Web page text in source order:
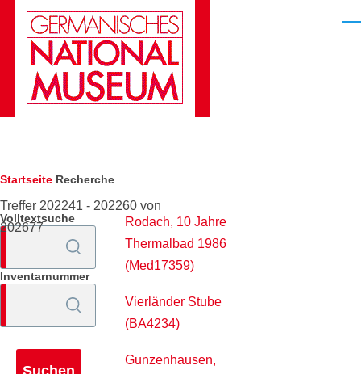
Direkt zum Inhalt
Pfadnavigation
Startseite Recherche
Treffer 202241 - 202260 von
202677
Volltextsuche
Inventarnummer
Rodach, 10 Jahre
Thermalbad 1986
(Med17359)
Vierländer Stube
(BA4234)
Gunzenhausen,